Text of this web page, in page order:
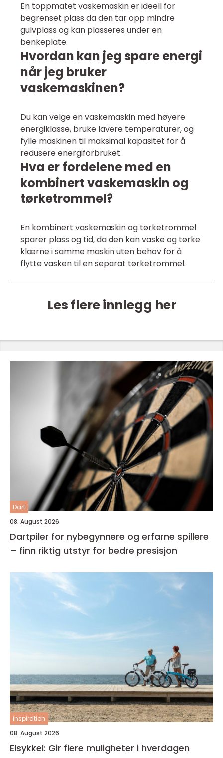
En toppmatet vaskemaskin er ideell for
begrenset plass da den tar opp mindre
gulvplass og kan plasseres under en
benkeplate.
Hvordan kan jeg spare energi
når jeg bruker
vaskemaskinen?
Du kan velge en vaskemaskin med høyere
energiklasse, bruke lavere temperaturer, og
fylle maskinen til maksimal kapasitet for å
redusere energiforbruket.
Hva er fordelene med en
kombinert vaskemaskin og
tørketrommel?
En kombinert vaskemaskin og tørketrommel
sparer plass og tid, da den kan vaske og tørke
klærne i samme maskin uten behov for å
flytte vasken til en separat tørketrommel.
Les flere innlegg her
Dart
08. August 2026
Dartpiler for nybegynnere og erfarne spillere
– finn riktig utstyr for bedre presisjon
inspiration
08. August 2026
Elsykkel: Gir flere muligheter i hverdagen